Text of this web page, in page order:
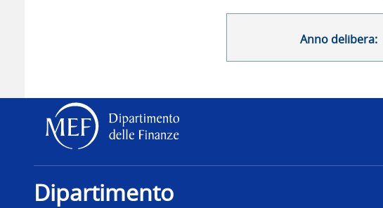
Anno delibera:
Dipartimento delle Finanze
Dipartimento